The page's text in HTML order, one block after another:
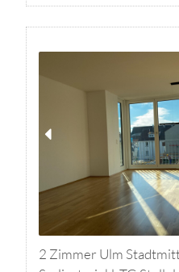
2 Zimmer Ulm